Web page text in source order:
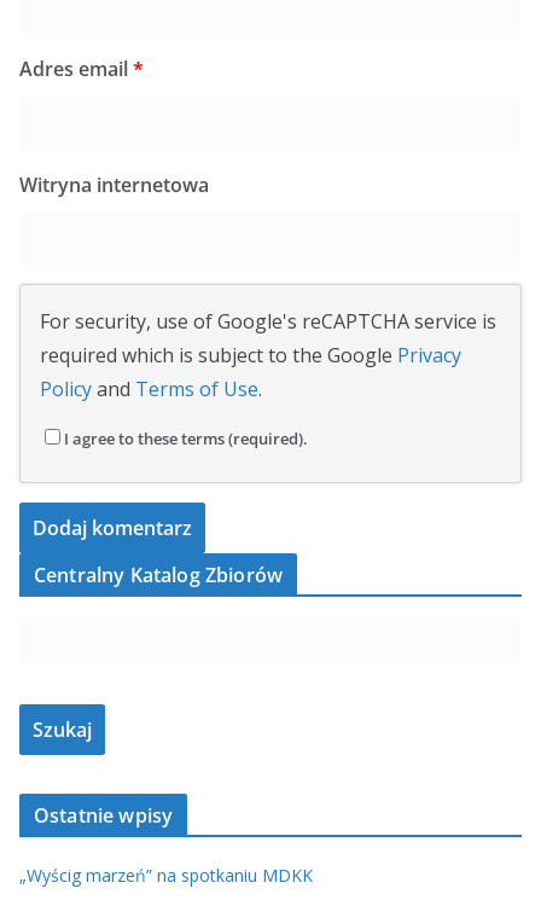
Adres email*
Witryna internetowa
For security, use of Google's reCAPTCHA service is
required which is subject to the Google Privacy
Policyand Terms of Use.
I agree to these terms (required).
Centralny Katalog Zbiorów
Ostatnie wpisy
„Wyścig marzeń” na spotkaniu MDKK